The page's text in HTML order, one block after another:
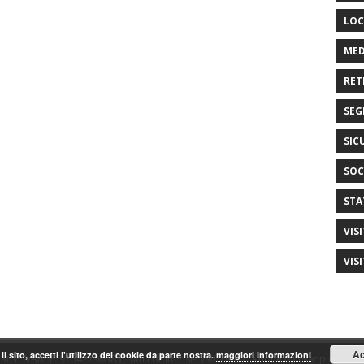
P.IVA/C.F. 97542790585, tutti i diritti riservati. realizzazione by Gianpiero
sito, accetti l'utilizzo dei cookie da parte nostra. maggiori informazioni